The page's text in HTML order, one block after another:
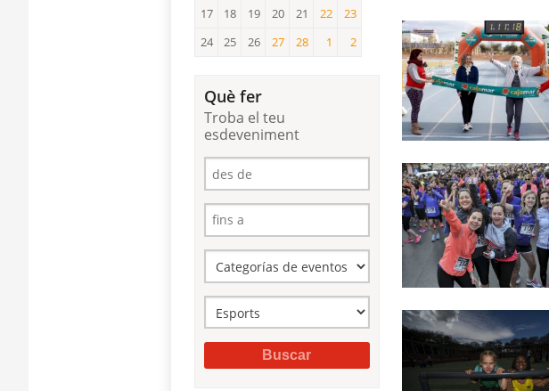
13 15 16
17 18 19 20 21 22 23
24 25 26 27 28 1 2
Què fer
Troba el teu
esdeveniment